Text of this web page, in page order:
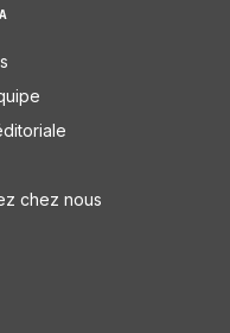
chez nous